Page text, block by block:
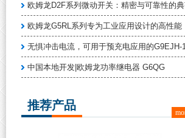
欧姆龙D2F系列微动开关：精密与可靠性的
欧姆龙G5RL系列专为工业应用设计的高性能
无惧冲击电流，可用于预充电应用的G9EJH-
中国本地开发|欧姆龙功率继电器 G6QG
推荐产品